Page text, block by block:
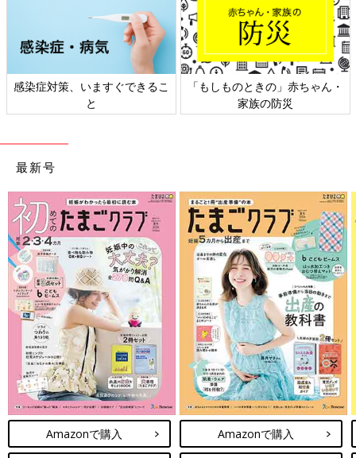
感染症対策、いますぐできるこ
と
「もしものときの」赤ちゃん・
家族の防災
最新号
Amazonで購入 Amazonで購入